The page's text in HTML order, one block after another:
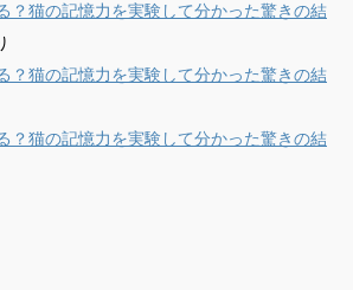
？猫の記憶力を実験して分かった驚きの結
？猫の記憶力を実験して分かった驚きの結
？猫の記憶力を実験して分かった驚きの結